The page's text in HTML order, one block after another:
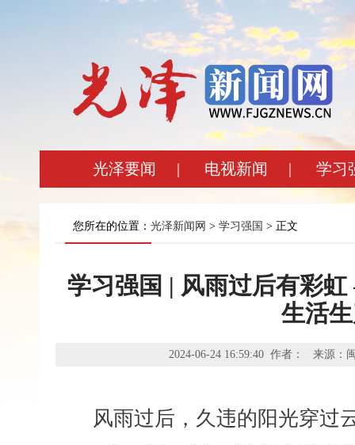
光泽要闻 | 电视新闻 | 学习
您所在的位置： 光泽新闻网 > 学习强国 > 正文
学习强国 | 风雨过后有彩
生活
2024-06-24 16:59:40 作者： 来源：
风雨过后，久违的阳光穿过